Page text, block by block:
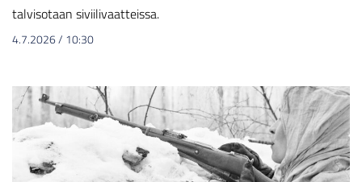
talvisotaan siviilivaatteissa.
4.7.2026/ 10:30